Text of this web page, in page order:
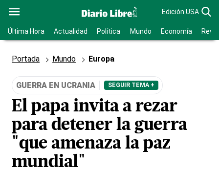
Edición USA
Última Hora Actualidad Política Mundo Economía
Portada Mundo Europa
GUERRA EN UCRANIA SEGUIR TEMA +
El papa invita a rezar
para detener la guerra
"que amenaza la paz
mundial"